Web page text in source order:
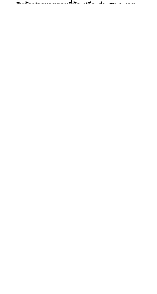
สินค้าฝากขายตามยี่ห้อ ปลีก-ส่ง Click เลย